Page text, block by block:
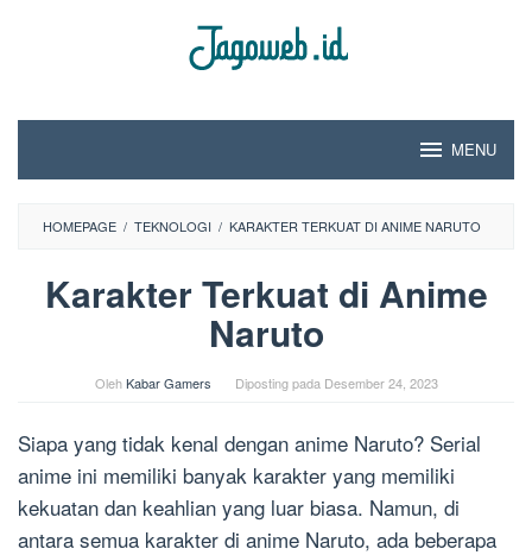
MENU
HOMEPAGE / TEKNOLOGI / KARAKTER TERKUAT DI ANIME NARUTO
Karakter Terkuat di Anime
Naruto
OlehKabar Gamers Diposting pada Desember 24, 2023
Siapa yang tidak kenal dengan anime Naruto? Serial
anime ini memiliki banyak karakter yang memiliki
kekuatan dan keahlian yang luar biasa. Namun, di
antara semua karakter di anime Naruto, ada beberapa